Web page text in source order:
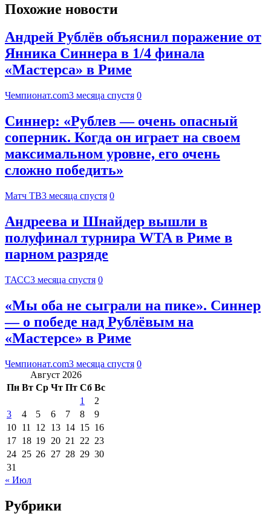
Похожие новости
Андрей Рублёв объяснил поражение от
Янника Синнера в 1/4 финала
«Мастерса» в Риме
Чемпионат.com3 месяца спустя 0
Синнер: «Рублев — очень опасный
соперник. Когда он играет на своем
максимальном уровне, его очень
сложно победить»
Матч ТВ3 месяца спустя 0
Андреева и Шнайдер вышли в
полуфинал турнира WTA в Риме в
парном разряде
ТАСС3 месяца спустя 0
«Мы оба не сыграли на пике». Синнер
— о победе над Рублёвым на
«Мастерсе» в Риме
Чемпионат.com3 месяца спустя 0
Август 2026
Пн Вт Ср Чт Пт Сб Вс
1
2
3
4 5 6 7 8
9
10 11 12 13 14 15 16
17 18 19 20 21 22 23
24 25 26 27 28 29 30
31
« Июл
Рубрики